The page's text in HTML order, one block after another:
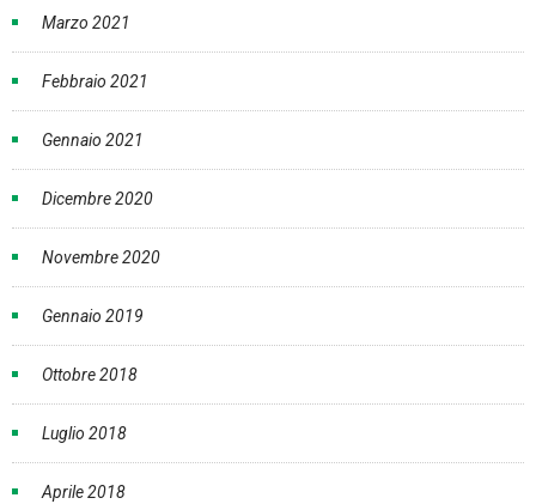
Marzo 2021
Febbraio 2021
Gennaio 2021
Dicembre 2020
Novembre 2020
Gennaio 2019
Ottobre 2018
Luglio 2018
Aprile 2018